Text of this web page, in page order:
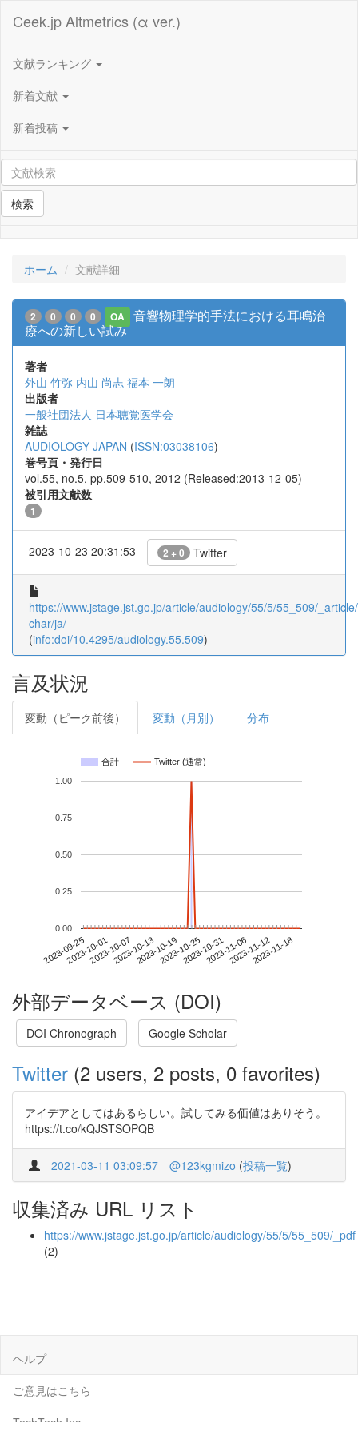
Ceek.jp Altmetrics (α ver.)
文献ランキング
新着文献
新着投稿
検索
ホーム 文献詳細
2 0 0 0 OA
音響物理学的手法における耳鳴治
療への新しい試み
著者
外山 竹弥 内山 尚志 福本 一朗
出版者
一般社団法人 日本聴覚医学会
雑誌
AUDIOLOGY JAPAN (ISSN:03038106)
巻号頁・発行日
vol.55, no.5, pp.509-510, 2012 (Released:2013-12-05)
被引用文献数
1
2023-10-23 20:31:53 2 + 0 Twitter
https://www.jstage.jst.go.jp/article/audiology/55/5/55_509/
char/ja/
(info:doi/10.4295/audiology.55.509)
言及状況
変動（ピーク前後） 変動（月別） 分布
合計 Twitter (通常)
2023-09-252023-10-012023-10-072023-10-132023-10-192023-10-252023-10-312023-11-062023-11-122023-11-18
0.00
0.25
0.50
0.75
1.00
外部データベース (DOI)
DOI Chronograph Google Scholar
Twitter (2 users, 2 posts, 0 favorites)
アイデアとしてはあるらしい。試してみる価値はありそう。
https://t.co/kQJSTSOPQB
2021-03-11 03:09:57 @123kgmizo (投稿一覧)
収集済み URL リスト
https://www.jstage.jst.go.jp/article/audiology/55/5/55_509/_pdf
(2)
ヘルプ
ご意見はこちら
TechTech Inc.